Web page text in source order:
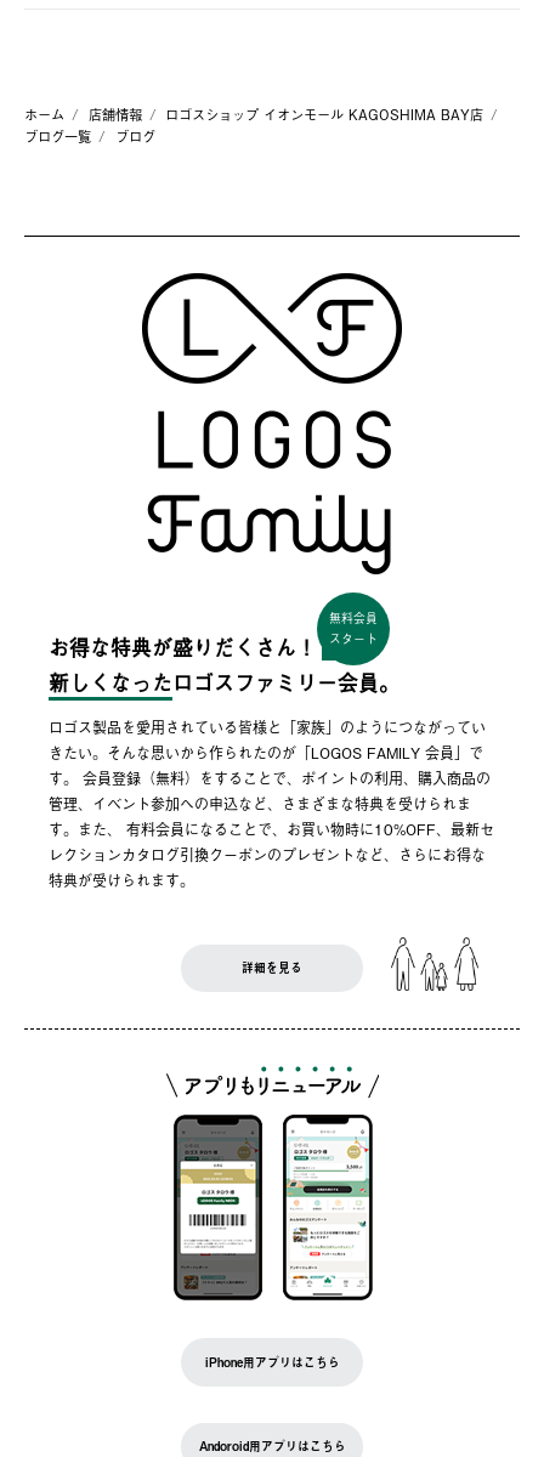
ホーム 店舗情報
ロゴスショップ イオンモール KAGOSHIMA BAY店
ブログ一覧
ブログ
お得な特典が盛りだくさん！
無料会員
スタート
新しくなった ロゴスファミリー会員。
ロゴス製品を愛用されている皆様と「家族」のようにつながってい
きたい。そんな思いから作られたのが「LOGOS FAMILY 会員」で
す。 会員登録（無料）をすることで、ポイントの利用、購入商品の
管理、イベント参加への申込など、さまざまな特典を受けられま
す。また、 有料会員になることで、お買い物時に10%OFF、最新セ
レクションカタログ引換クーポンのプレゼントなど、さらにお得な
特典が受けられます。
詳細を見る
iPhone用アプリはこちら
Andoroid用アプリはこちら